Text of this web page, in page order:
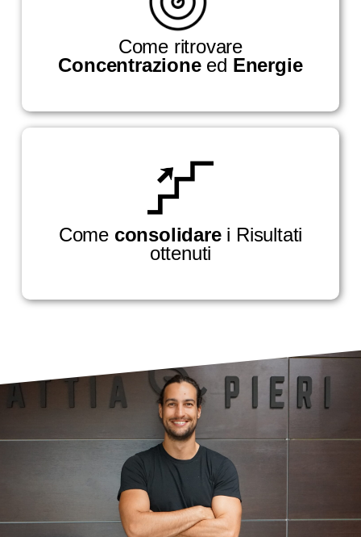
Come ritrovare
Concentrazioneed Energie
Come consolidarei Risultati
ottenuti